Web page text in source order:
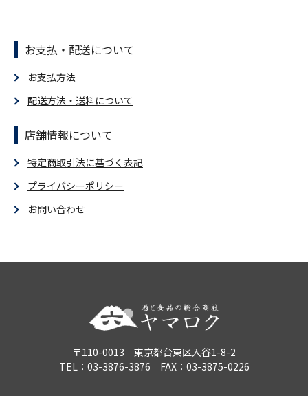
お支払・配送について
お支払方法
配送方法・送料について
店舗情報について
特定商取引法に基づく表記
プライバシーポリシー
お問い合わせ
〒110-0013 東京都台東区入谷1-8-2
TEL：03-3876-3876 FAX：03-3875-0226